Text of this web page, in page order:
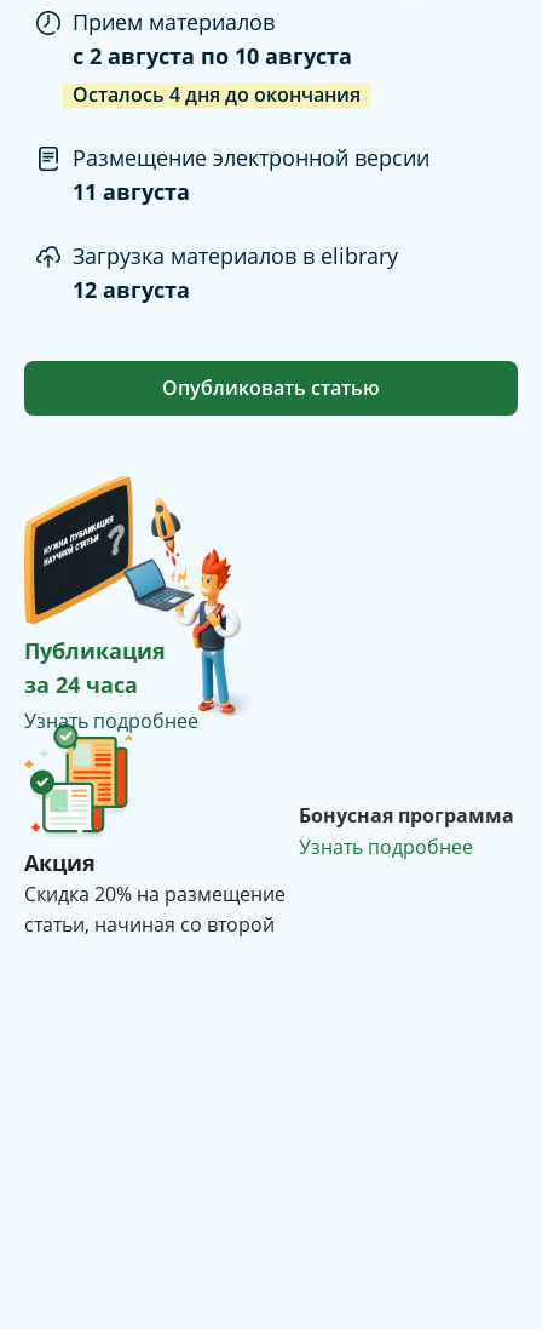
Прием материалов
c 2 августа по 10 августа
Осталось 4дня до окончания
Размещение электронной версии
11 августа
Загрузка материалов в elibrary
12 августа
Опубликовать статью
Публикация
за 24 часа
Узнать подробнее
Акция
Cкидка 20% на размещение
статьи, начиная со второй
Бонусная программа
Узнать подробнее